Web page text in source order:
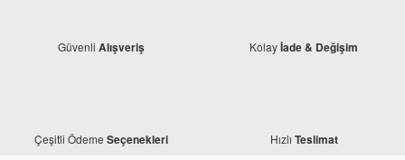
Güvenli Alışveriş Kolayİade & Değişim
Çeşitli Ödeme Seçenekleri Hızlı Teslimat